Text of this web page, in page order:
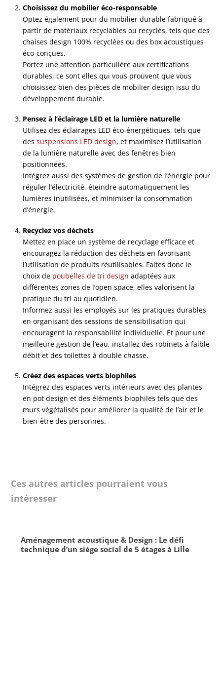
Choisissez du mobilier éco-responsable
Optez également pour du mobilier durable fabriqué à
partir de matériaux recyclables ou recyclés, tels que des
chaises design 100% recyclées ou des box acoustiques
éco-conçues.
Portez une attention particulière aux certifications
durables, ce sont elles qui vous prouvent que vous
choisissez bien des pièces de mobilier design issu du
développement durable.
Pensez à l’éclairage LED et la lumière naturelle
Utilisez des éclairages LED éco-énergétiques, tels que
des suspensions LED design, et maximisez l’utilisation
de la lumière naturelle avec des fenêtres bien
positionnées.
Intégrez aussi des systèmes de gestion de l’énergie pour
réguler l’électricité, éteindre automatiquement les
lumières inutilisées, et minimiser la consommation
d’énergie.
Recyclez vos déchets
Mettez en place un système de recyclage efficace et
encouragez la réduction des déchets en favorisant
l’utilisation de produits réutilisables. Faites donc le
choix de poubelles de tri design adaptées aux
différentes zones de l’open space, elles valorisent la
pratique du tri au quotidien.
Informez aussi les employés sur les pratiques durables
en organisant des sessions de sensibilisation qui
encouragent la responsabilité individuelle. Et pour une
meilleure gestion de l’eau, installez des robinets à faible
débit et des toilettes à double chasse.
Créez des espaces verts biophiles
Intégrez des espaces verts intérieurs avec des plantes
en pot design et des éléments biophiles tels que des
murs végétalisés pour améliorer la qualité de l’air et le
bien-être des personnes.
Ces autres articles pourraient vous
intéresser
Aménagement acoustique & Design : Le défi
technique d’un siège social de 5 étages à Lille